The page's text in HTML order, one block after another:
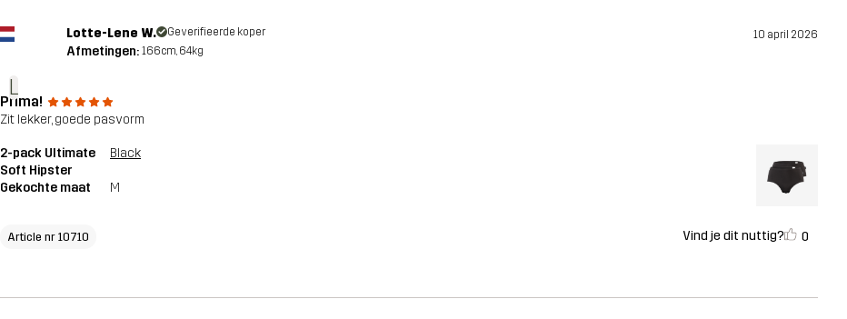
L
Lotte-Lene W. Geverifieerde koper 10 april 2026
Afmetingen: 166cm, 64kg
Prima!
Zit lekker, goede pasvorm
2-pack Ultimate
Soft Hipster
Black
Gekochte maat M
Article nr 10710 Vind je dit nuttig? 0